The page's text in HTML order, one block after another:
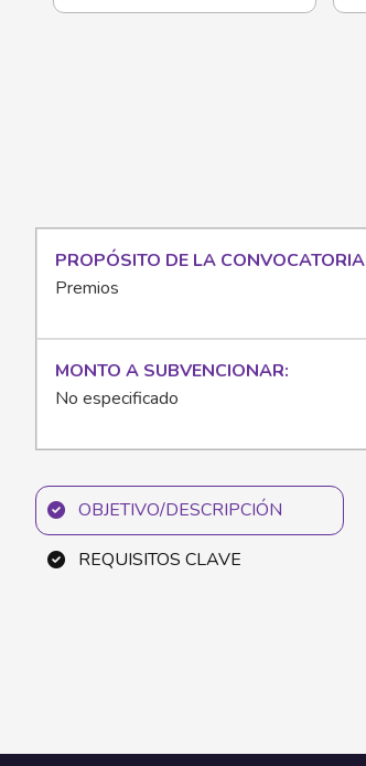
PROPÓSITO DE LA CONVOCATORIA
Premios
MONTO A SUBVENCIONAR
No especificado
OBJETIVO/DESCRIPCIÓN
REQUISITOS CLAVE